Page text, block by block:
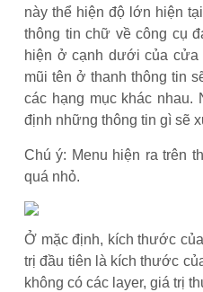
này thể hiện độ lớn hiện
thông tin chữ về công cụ
hiện ở cạnh dưới của cửa
mũi tên ở thanh thông tin
các hạng mục khác nhau.
định những thông tin gì sẽ
Chú ý: Menu hiện ra trên
quá nhỏ.
Ở mặc định, kích thước
trị đầu tiên là kích thước
không có các layer, giá trị